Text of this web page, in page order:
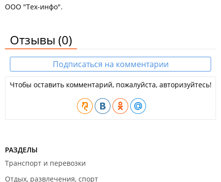
ООО "Тех-инфо".
Отзывы (0)
Подписаться на комментарии
Чтобы оставить комментарий, пожалуйста, авторизуйтесь!
РАЗДЕЛЫ
Транспорт и перевозки
Отдых, развлечения, спорт